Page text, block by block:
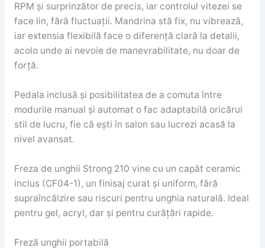
RPM și surprinzător de precis, iar controlul vitezei se
face lin, fără fluctuații. Mandrina stă fix, nu vibrează,
iar extensia flexibilă face o diferență clară la detalii,
acolo unde ai nevoie de manevrabilitate, nu doar de
forță.
Pedala inclusă și posibilitatea de a comuta între
modurile manual și automat o fac adaptabilă oricărui
stil de lucru, fie că ești în salon sau lucrezi acasă la
nivel avansat.
Freza de unghii Strong 210 vine cu un capăt ceramic
inclus (CF04-1), un finisaj curat și uniform, fără
supraîncălzire sau riscuri pentru unghia naturală. Ideal
pentru gel, acryl, dar și pentru curățări rapide.
Freză unghii portabilă